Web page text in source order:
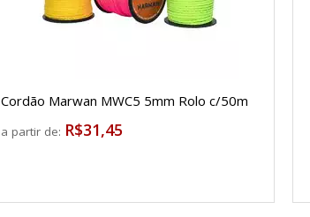
Cordão Marwan MWC5 5mm Rolo c/50m
a partir de: R$31,45